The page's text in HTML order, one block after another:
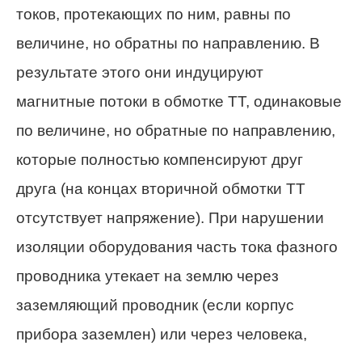
токов, протекающих по ним, равны по
величине, но обратны по направлению. В
результате этого они индуцируют
магнитные потоки в обмотке ТТ, одинаковые
по величине, но обратные по направлению,
которые полностью компенсируют друг
друга (на концах вторичной обмотки ТТ
отсутствует напряжение). При нарушении
изоляции оборудования часть тока фазного
проводника утекает на землю через
заземляющий проводник (если корпус
прибора заземлен) или через человека,